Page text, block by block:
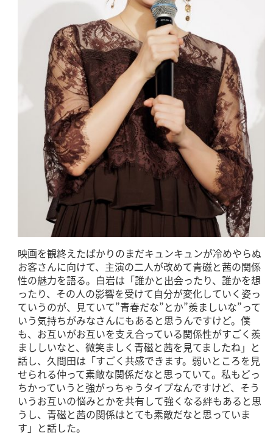
映画を観終えたばかりのまだキュンキュンが冷めやらぬ
お客さんに向けて、主演の二人が改めて青磁と茜の関係
性の魅力を語る。白岩は「誰かと出会ったり、誰かを想
ったり、その人の影響を受けて自分が変化していく姿っ
ていうのが、見ていて”青春だな”とか”羨ましいな”って
いう気持ちがみなさんにもあると思うんですけど。僕
も、お互いがお互いを支え合っている関係性がすごく羨
まししいなと、微笑ましく青磁と茜を見てましたね」と
話し、久間田は「すごく共感できます。弱いところを見
せられる仲って素敵な関係だなと思っていて。私もどっ
ちかっていうと強がっちゃうタイプなんですけど、そう
いうお互いの悩みとかを共有して強くなる絆もあると思
うし、青磁と茜の関係はとても素敵だなと思っていま
す」と話した。